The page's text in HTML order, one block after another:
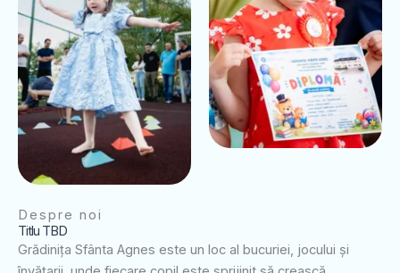
Despre noi
Titlu TBD
Grădinița Sfânta Agnes este un loc al bucuriei, jocului și